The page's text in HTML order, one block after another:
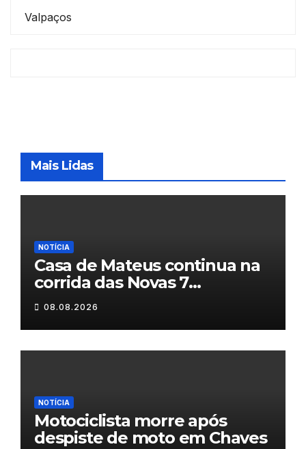
Valpaços
Mais Lidas
NOTÍCIA
Casa de Mateus continua na
corrida das Novas 7
Maravilhas de Portugal
08.08.2026
NOTÍCIA
Motociclista morre após
despiste de moto em Chaves